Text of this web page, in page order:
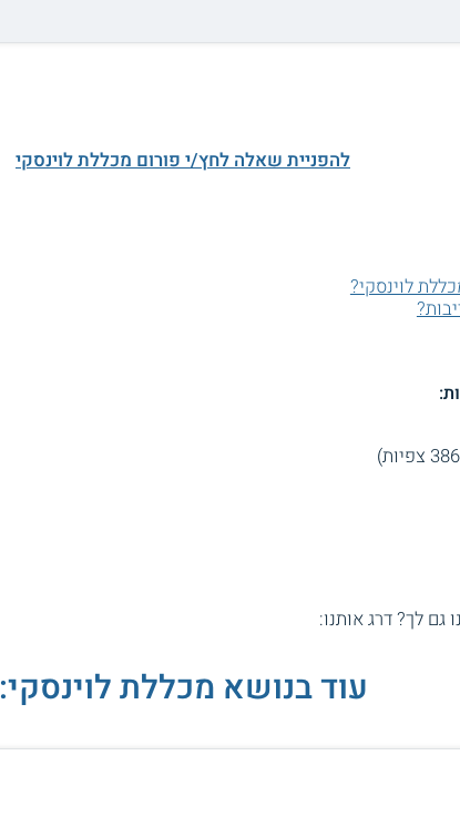
להפניית שאלה לחץ/י פורום מכללת לוינסקי
לוינסקי?
גם לך? דרג אותנו:
עוד בנושא מכללת לוינסקי: